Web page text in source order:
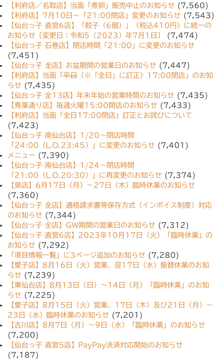
【利府店／名取店】当面「煮卵」販売中止のお知らせ (7,560)
【利府店】7月10日〜「21:00閉店」変更のお知らせ (7,543)
【仙台っ子 直営6店】「餃子（6個）」（税込410円）に統一の
お知らせ〔変更日：令和5（2023）年7月1日〕
(7,474)
【仙台っ子 石巻店】閉店時間「21:00」に変更のお知らせ
(7,451)
【仙台っ子 全店】お盆期間の営業日のお知らせ (7,447)
【利府店】当面「 平日 （※「全日」に訂正）17:00閉店」のお知
らせ (7,435)
【仙台っ子 全13店】年末年始の営業時間のお知らせ (7,435)
【青葉通り店】毎週火曜15:00閉店のお知らせ (7,433)
【利府店】当面「全日17:00閉店」訂正とお詫びについて
(7,423)
【仙台っ子 南仙台店】1/20〜閉店時間
「24:00（L.O.23:45）」に変更のお知らせ (7,401)
メニュー (7,390)
【仙台っ子 南仙台店】1/24〜閉店時間
「21:00（L.O.20:30）」に再変更のお知らせ (7,374)
【泉店】6月17日（月）〜27日（木）臨時休業のお知らせ
(7,360)
【仙台っ子 全店】適格請求書等保存方式（インボイス制度）対応
のお知らせ (7,344)
【仙台っ子 全店】GW期間の営業日のお知らせ (7,312)
【仙台っ子 直営6店】2023年10月17日（火）「臨時休業」の
お知らせ (7,292)
「項目情報一覧」に3ページ追加のお知らせ (7,280)
【愛子店】8月16日（火）営業、翌17日（水）振替休業のお知
らせ (7,239)
【東仙台店】8月13日（日）〜14日（月）「臨時休業」のお知
らせ (7,225)
【愛子店】8月15日（火）営業、17日（木）及び21日（月）〜
23日（水）臨時休業のお知らせ (7,201)
【古川店】8月7日（月）〜9日（水）「臨時休業」のお知らせ
(7,200)
【仙台っ子 直営5店】PayPay決済対応開始のお知らせ
(7,187)